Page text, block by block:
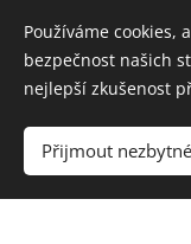
Používáme cookies,
bezpečnost našich
nejlepší zkušenost
Přijmout nezbytné